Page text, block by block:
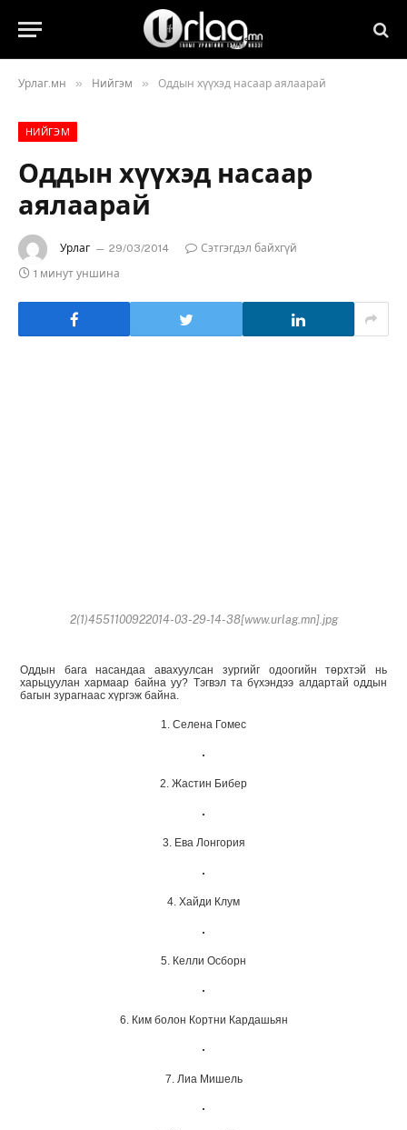
Урлаг.мн » Нийгэм » Оддын хүүхэд насаар аялаарай
НИЙГЭМ
Оддын хүүхэд насаар
аялаарай
Урлаг 29/03/2014
Сэтгэгдэл байхгүй
1 минут уншина
2(1)4551100922014-03-29-14-38[www.urlag.mn].jpg
Оддын бага насандаа авахуулсан зургийг одоогийн төрхтэй нь
харьцуулан хармаар байна уу? Тэгвэл та бүхэндээ алдартай оддын
багын зурагнаас хүргэж байна.
1. Селена Гомес
2. Жастин Бибер
3. Ева Лонгория
4. Хайди Клум
5. Келли Осборн
6. Ким болон Кортни Кардашьян
7. Лиа Мишель